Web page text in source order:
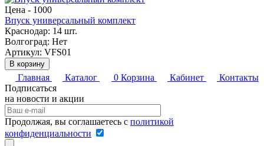
Цена - 1000
Впуск универсальный комплект
Краснодар: 14 шт.
Волгоград: Нет
Артикул: VFS01
В корзину
Главная Каталог 0 Корзина Кабинет
Контакты
Подписаться
на новости и акции
Продолжая, вы соглашаетесь с политикой
конфиденциальности